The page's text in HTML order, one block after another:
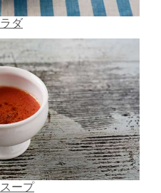
ダ
ープ